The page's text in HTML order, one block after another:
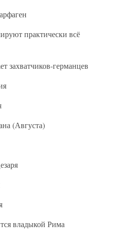
практически всё
захватчиков-германцев
(Августа)
владыкой Рима